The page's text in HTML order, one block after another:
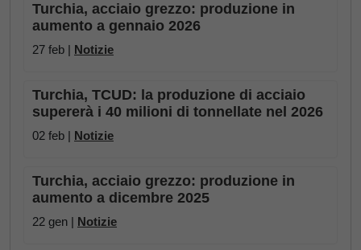
Turchia, acciaio grezzo: produzione in
aumento a gennaio 2026
27 feb | Notizie
Turchia, TCUD: la produzione di acciaio
supererà i 40 milioni di tonnellate nel 2026
02 feb | Notizie
Turchia, acciaio grezzo: produzione in
aumento a dicembre 2025
22 gen | Notizie